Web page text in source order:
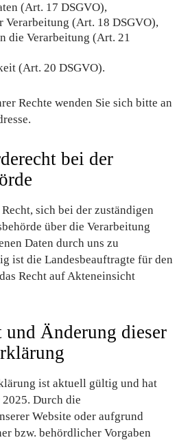
(Art. 17 DSGVO),
Verarbeitung (Art. 18 DSGVO),
die Verarbeitung (Art. 21
(Art. 20 DSGVO).
Rechte wenden Sie sich bitte an
bei der
sich bei der zuständigen
über die Verarbeitung
Daten durch uns zu
ist die Landesbeauftragte für den
Recht auf Akteneinsicht
Änderung dieser
ist aktuell gültig und hat
2025. Durch die
Website oder aufgrund
bzw. behördlicher Vorgaben